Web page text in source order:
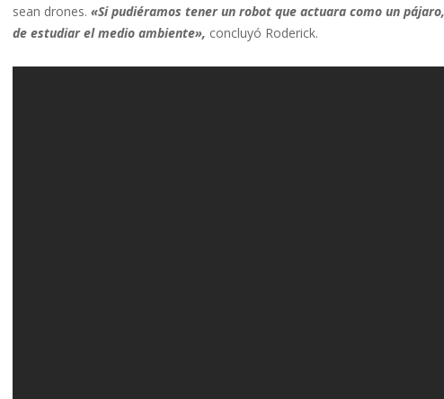
sean drones. «Si pudiéramos tener un robot que actuara como un
de estudiar el medio ambiente», concluyó Roderick.